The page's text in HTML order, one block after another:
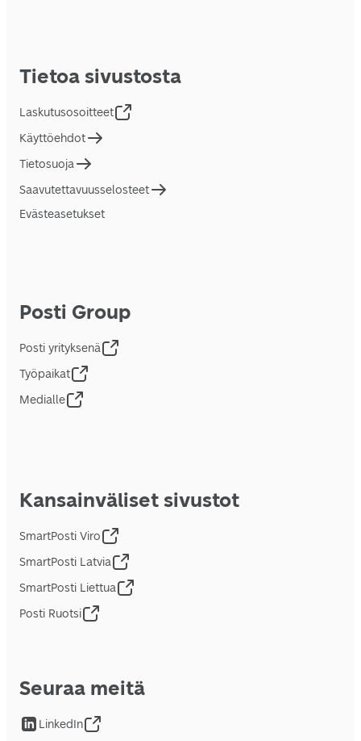
Tietoa sivustosta
Laskutusosoitteet
Käyttöehdot
Tietosuoja
Saavutettavuusselosteet
Evästeasetukset
Posti Group
Posti yrityksenä
Työpaikat
Medialle
Kansainväliset sivustot
SmartPosti Viro
SmartPosti Latvia
SmartPosti Liettua
Posti Ruotsi
Seuraa meitä
LinkedIn